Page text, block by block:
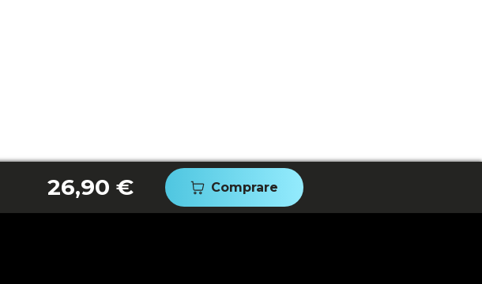
26,90 € Comprare